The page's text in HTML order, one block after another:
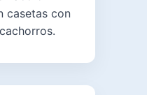
casetas con